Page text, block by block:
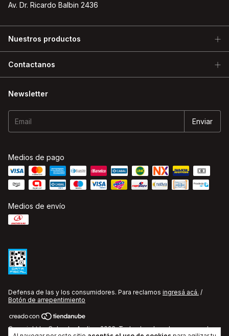
Av. Dr. Ricardo Balbin 2436
Nuestros productos
Contactanos
Newsletter
Medios de pago
Medios de envío
Defensa de las y los consumidores. Para reclamos ingresá acá. /
Botón de arrepentimiento
Copyright La Cobacha Audio - 2026. Todos los derechos reservados.